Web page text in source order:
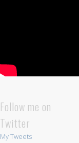
Follow me on
Twitter
My Tweets